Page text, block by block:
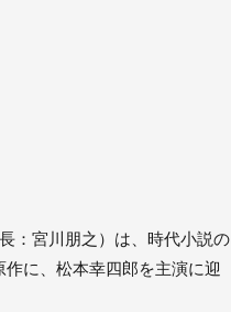
：宮川朋之）は、時代小説の
に、松本幸四郎を主演に迎